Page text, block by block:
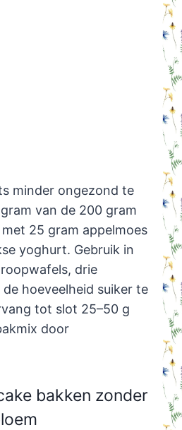
minder ongezond te
van de 200 gram
25 gram appelmoes
yoghurt. Gebruik in
drie
hoeveelheid suiker te
tot slot 25–50 g
door
bakken zonder